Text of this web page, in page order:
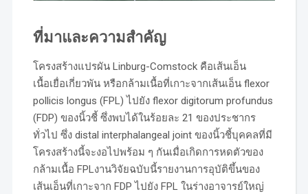
ที่มาและความสำคัญ
โครงสร้างแปรผัน Linburg-Comstock คือเส้นเอ็น
เนื้อเยื่อเกี่ยวพัน หรือกล้ามเนื้อที่เกาะจากเส้นเอ็น flexor
pollicis longus (FPL) ไปยัง flexor digitorum profundus
(FDP) ของนิ้วชี้ ซึ่งพบได้ในร้อยละ 21 ของประชากร
ทั่วไป ซึ่ง distal interphalangeal joint ของนิ้วชี้บุคคลที่มี
โครงสร้างนี้จะงอไปพร้อม ๆ กันเมื่อเกิดการหดตัวของ
กล้ามเนื้อ FPLงานวิจัยฉบับนี้รายงานการอุบัติขึ้นของ
เส้นเอ็นที่เกาะจาก FDP ไปยัง FPL ในร่างอาจารย์ใหญ่